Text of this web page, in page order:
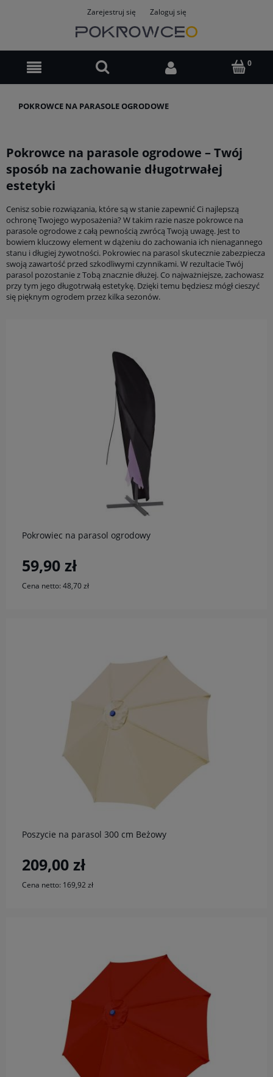
Zarejestruj się Zaloguj się
POKROWCE NA PARASOLE OGRODOWE
Pokrowce na parasole ogrodowe – Twój
sposób na zachowanie długotrwałej
estetyki
Cenisz sobie rozwiązania, które są w stanie zapewnić Ci najlepszą
ochronę Twojego wyposażenia? W takim razie nasze pokrowce na
parasole ogrodowe z całą pewnością zwrócą Twoją uwagę. Jest to
bowiem kluczowy element w dążeniu do zachowania ich nienagannego
stanu i długiej żywotności. Pokrowiec na parasol skutecznie zabezpiecza
swoją zawartość przed szkodliwymi czynnikami. W rezultacie Twój
parasol pozostanie z Tobą znacznie dłużej. Co najważniejsze, zachowasz
przy tym jego długotrwałą estetykę. Dzięki temu będziesz mógł cieszyć
się pięknym ogrodem przez kilka sezonów.
Pokrowiec na parasol ogrodowy
59,90 zł
Cena netto: 48,70 zł
do koszyka
Poszycie na parasol 300 cm Beżowy
209,00 zł
Cena netto: 169,92 zł